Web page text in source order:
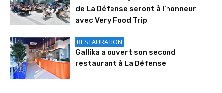
de La Défense seront à l’honneur
avec Very Food Trip
RESTAURATION
Gallika a ouvert son second
restaurant à La Défense